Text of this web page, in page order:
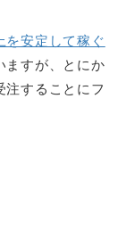
を安定して稼ぐ
ますが、とにか
注することにフ